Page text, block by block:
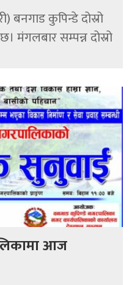
बनगाड कुपिन्डे दोस्रो
मंगलबार सम्पन्न दोस्रो
आज